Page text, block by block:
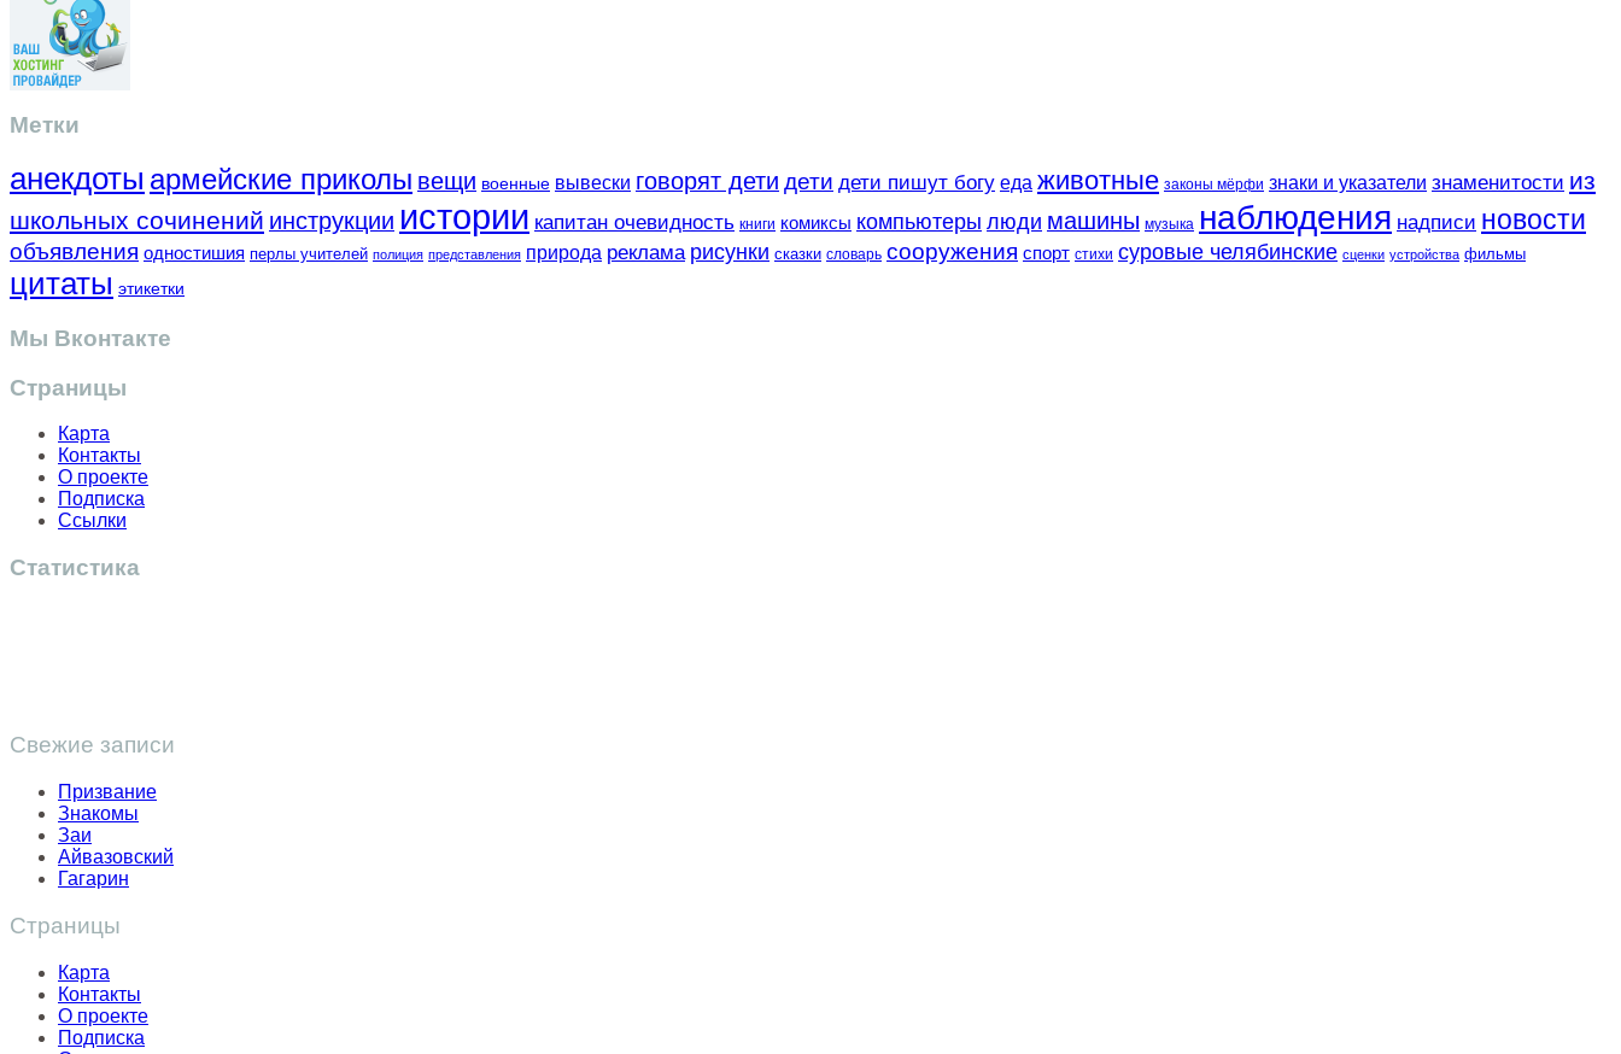
Метки
анекдоты армейские приколы вещи военные вывески говорят дети дети дети пишут богу еда животные законы мёрфи знаки и указатели знаменитости из
школьных сочинений инструкции истории капитан очевидность книги комиксы компьютеры люди машины музыка наблюдения надписи новости
объявления одностишия перлы учителей полиция представления природа реклама рисунки сказки словарь сооружения спорт стихи суровые челябинские сценки устройства фильмы
цитаты этикетки
Мы Вконтакте
Страницы
Карта
Контакты
О проекте
Подписка
Ссылки
Статистика
Свежие записи
Призвание
Знакомы
Заи
Айвазовский
Гагарин
Страницы
Карта
Контакты
О проекте
Подписка